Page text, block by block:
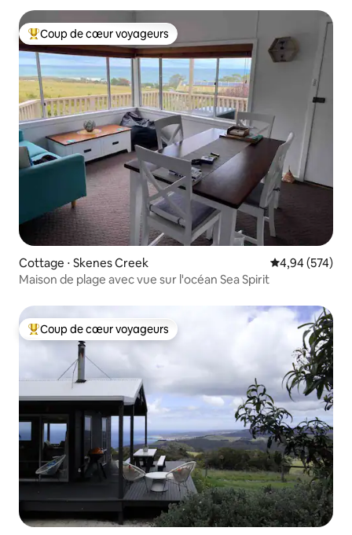
Coups de cœur voyageurs les plus appréciés
Coup de cœur voyageurs
Cottage ⋅ Skenes Creek Évaluation
4,94 (574)
Maison de plage avec vue sur l'océan Sea Spirit
Coups de cœur voyageurs les plus appréciés
Coup de cœur voyageurs